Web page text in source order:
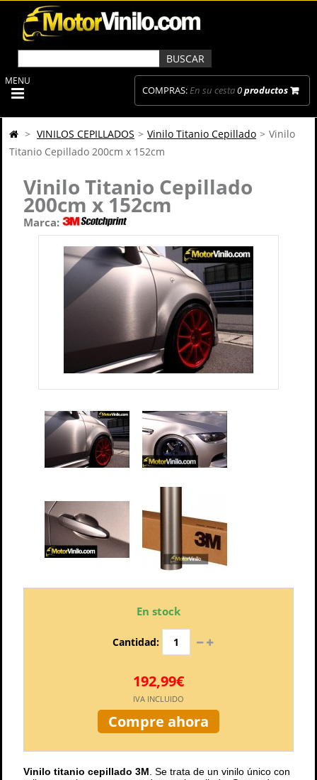
COMPRAS:En su cesta0productos
MENU
> VINILOS CEPILLADOS > Vinilo Titanio Cepillado > Vinilo
Titanio Cepillado 200cm x 152cm
Vinilo Titanio Cepillado
200cm x 152cm
Marca:
En stock
Cantidad:
192,99€
IVA INCLUIDO
Compre ahora
Vinilo titanio cepillado 3M . Se trata de un vinilo único con